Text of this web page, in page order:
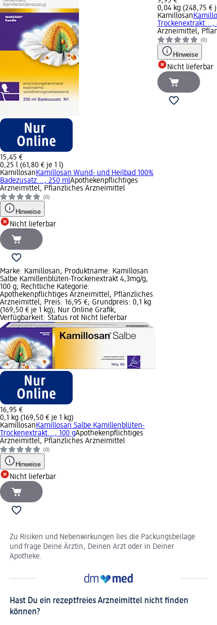
15,45 €
0,25 l (61,80 € je 1 l)
KamillosanKamillosan Wund- und Heilbad 100%
Badezusatz..., 250 mlApothekenpflichtiges
Arzneimittel, Pflanzliches Arzneimittel
(0)
Hinweise
Nicht lieferbar
0,04 kg (248,75 €
Kamillosan
Trockenextrakt...,
Arzneimittel,
(0)
Hinweise
Nicht lieferbar
Marke: Kamillosan; Produktname: Kamillosan
Salbe Kamillenblüten-Trockenextrakt 4,3mg/g,
100 g; Rechtliche Kategorie:
Apothekenpflichtiges Arzneimittel, Pflanzliches
Arzneimittel; Preis: 16,95 €; Grundpreis: 0,1 kg
(169,50 € je 1 kg); Nur Online Grafik;
Verfügbarkeit: Status rot Nicht lieferbar
16,95 €
0,1 kg (169,50 € je 1 kg)
KamillosanKamillosan Salbe Kamillenblüten-
Trockenextrakt..., 100 gApothekenpflichtiges
Arzneimittel, Pflanzliches Arzneimittel
(0)
Hinweise
Nicht lieferbar
Zu Risiken und Nebenwirkungen lies die Packungsbeilage
und frage Deine Ärztin, Deinen Arzt oder in Deiner
Apotheke.
Hast Du ein rezeptfreies Arzneimittel nicht finden
können?